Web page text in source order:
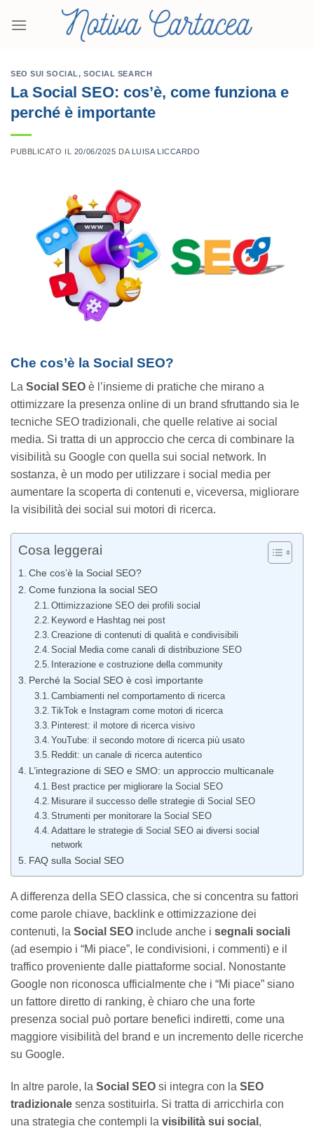
SEO SUI SOCIAL, SOCIAL SEARCH
La Social SEO: cos’è, come funziona e
perché è importante
PUBBLICATO IL 20/06/2025 DA LUISA LICCARDO
Che cos’è la Social SEO?
La Social SEO è l’insieme di pratiche che mirano a
ottimizzare la presenza online di un brand sfruttando sia le
tecniche SEO tradizionali, che quelle relative ai social
media. Si tratta di un approccio che cerca di combinare la
visibilità su Google con quella sui social network. In
sostanza, è un modo per utilizzare i social media per
aumentare la scoperta di contenuti e, viceversa, migliorare
la visibilità dei social sui motori di ricerca.
Cosa leggerai
Che cos’è la Social SEO?
Come funziona la social SEO
Ottimizzazione SEO dei profili social
Keyword e Hashtag nei post
Creazione di contenuti di qualità e condivisibili
Social Media come canali di distribuzione SEO
Interazione e costruzione della community
Perché la Social SEO è così importante
Cambiamenti nel comportamento di ricerca
TikTok e Instagram come motori di ricerca
Pinterest: il motore di ricerca visivo
YouTube: il secondo motore di ricerca più usato
Reddit: un canale di ricerca autentico
L’integrazione di SEO e SMO: un approccio multicanale
Best practice per migliorare la Social SEO
Misurare il successo delle strategie di Social SEO
Strumenti per monitorare la Social SEO
Adattare le strategie di Social SEO ai diversi social
network
FAQ sulla Social SEO
A differenza della SEO classica, che si concentra su fattori
come parole chiave, backlink e ottimizzazione dei
contenuti, la Social SEO include anche i segnali sociali
(ad esempio i “Mi piace”, le condivisioni, i commenti) e il
traffico proveniente dalle piattaforme social. Nonostante
Google non riconosca ufficialmente che i “Mi piace” siano
un fattore diretto di ranking, è chiaro che una forte
presenza social può portare benefici indiretti, come una
maggiore visibilità del brand e un incremento delle ricerche
su Google.
In altre parole, la Social SEO si integra con la SEO
tradizionale senza sostituirla. Si tratta di arricchirla con
una strategia che contempli la visibilità sui social ,